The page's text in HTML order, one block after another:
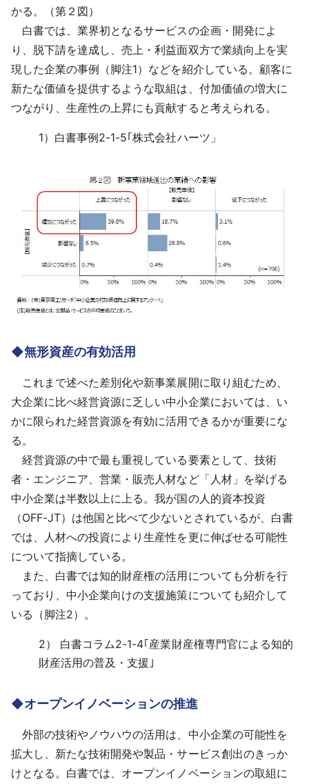
かる。（第２図）
白書では、業界初となるサービスの企画・開発によ
り、脱下請を達成し、売上・利益面双方で業績向上を実
現した企業の事例（脚注1）などを紹介している。顧客に
新たな価値を提供するような取組は、付加価値の増大に
つながり、生産性の上昇にも貢献すると考えられる。
1） 白書事例2-1-5｢株式会社ハーツ」
◆無形資産の有効活用
これまで述べた差別化や新事業展開に取り組むため、
大企業に比べ経営資源に乏しい中小企業においては、い
かに限られた経営資源を有効に活用できるかが重要にな
る。
経営資源の中で最も重視している要素として、技術
者・エンジニア、営業・販売人材など「人材」を挙げる
中小企業は半数以上に上る。我が国の人的資本投資
（OFF-JT）は他国と比べて少ないとされているが、白書
では、人材への投資により生産性を更に伸ばせる可能性
について指摘している。
また、白書では知的財産権の活用についても分析を行
っており、中小企業向けの支援施策についても紹介して
いる（脚注2）。
2）
白書コラム2-1-4｢産業財産権専門官による知的
財産活用の普及・支援｣
◆オープンイノベーションの推進
外部の技術やノウハウの活用は、中小企業の可能性を
拡大し、新たな技術開発や製品・サービス創出のきっか
けとなる。白書では、オープンイノベーションの取組に